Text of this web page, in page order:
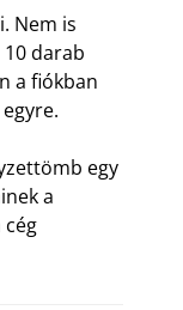
Nem is
darab
a fiókban
egy
a